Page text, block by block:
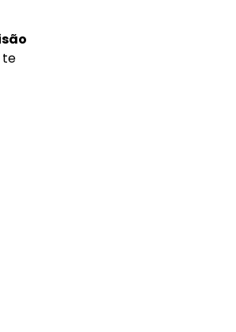
te